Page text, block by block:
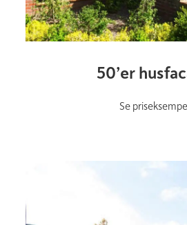
Link
50’er
Se